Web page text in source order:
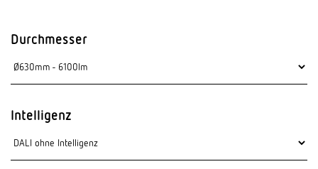
Durchmesser
Intelligenz